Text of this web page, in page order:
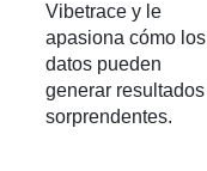
Vibetrace y le
apasiona cómo los
datos pueden
generar resultados
sorprendentes.